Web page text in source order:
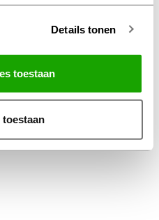
Details tonen
toestaan
toestaan
Thuiswinkel
Nederland B.V.